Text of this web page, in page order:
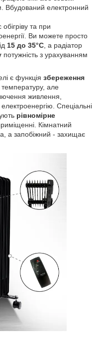
Вбудований електронний
та при
Ви можете просто
15 до 35°C , а радіатор
потужність з урахуванням
є функція збереження
але
живлення,
Спеціальні
рівномірне
Кімнатний
а запобіжний - захищає